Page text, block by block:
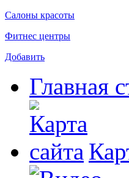
Салоны красоты
Фитнес центры
Добавить
Главная